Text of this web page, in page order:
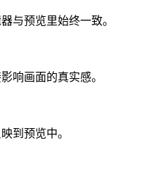
与预览里始终一致。
响画面的真实感。
到预览中。